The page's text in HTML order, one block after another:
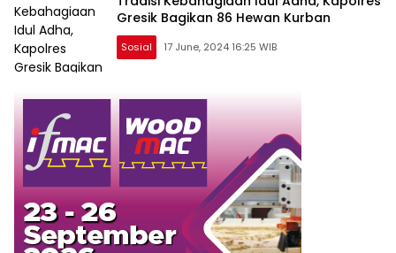
Gresik Bagikan 86 Hewan Kurban
Sosial 17 June, 2024 16:25 WIB